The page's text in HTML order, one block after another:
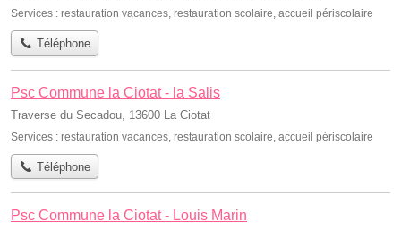
Services : restauration vacances, restauration scolaire, accueil périscolaire
Téléphone
Psc Commune la Ciotat - la Salis
Traverse du Secadou, 13600 La Ciotat
Services : restauration vacances restauration scolaire accueil périscolaire
Téléphone
Psc Commune la Ciotat - Louis Marin